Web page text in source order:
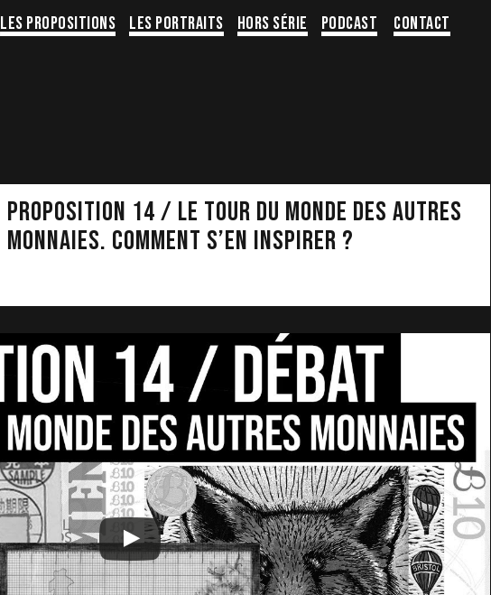
Les propositions Les portraits Hors série Podcast Contact
PROPOSITION 14 / LE TOUR DU MONDE DES AUTRES
MONNAIES. Comment s’en inspirer ?